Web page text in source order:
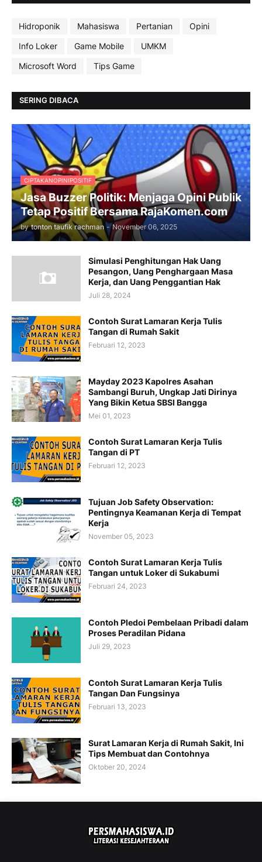
Hidroponik Mahasiswa Pertanian
Opini
Info Loker
Game Mobile
UMKM
Microsoft Word
Tips Game
SERING DIBACA
CIPTAKANOPINIPOSITIF
Jasa Buzzer Politik: Menjaga Opini Publik
Tetap Positif Bersama RajaKomen.com
by tonton taufik rachman - November 06, 2025
Simulasi Penghitungan Hak Uang
Pesangon, Uang Penghargaan Masa
Kerja, dan Uang Penggantian Hak
Juli 28, 2024
Contoh Surat Lamaran Kerja Tulis
Tangan di Rumah Sakit
Februari 12, 2023
Mayday 2023 Kapolres Asahan
Sambangi Buruh, Ungkap Jati Dirinya
Yang Bikin Ketua SBSI Bangga
Mei 01, 2023
Contoh Surat Lamaran Kerja Tulis
Tangan di PT
Februari 12, 2023
Tujuan Job Safety Observation:
Pentingnya Keamanan Kerja di Tempat
Kerja
November 05, 2023
Contoh Surat Lamaran Kerja Tulis
Tangan untuk Loker di Sukabumi
Februari 24, 2023
Contoh Pledoi Pembelaan Pribadi dalam
Proses Peradilan Pidana
Juli 29, 2023
Contoh Surat Lamaran Kerja Tulis
Tangan Dan Fungsinya
Februari 13, 2023
Surat Lamaran Kerja di Rumah Sakit, Ini
Tips Membuat dan Contohnya
Oktober 20, 2024